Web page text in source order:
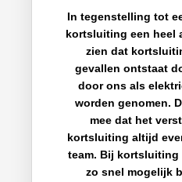
In tegenstelling tot
kortsluiting een heel
zien dat
gevallen ontstaat
door ons als
worden genomen.
mee dat het
kortsluiting altijd
team. Bij kortsluiting
zo snel mogelijk